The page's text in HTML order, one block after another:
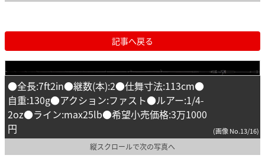
記事へ戻る
●全長:7ft2in●継数(本):2●仕舞寸法:113cm●
自重:130g●アクション:ファスト●ルアー:1/4-
2oz●ライン:max25lb●希望小売価格:3万1000
円
(画像 No.13/16)
縦スクロールで次の写真へ